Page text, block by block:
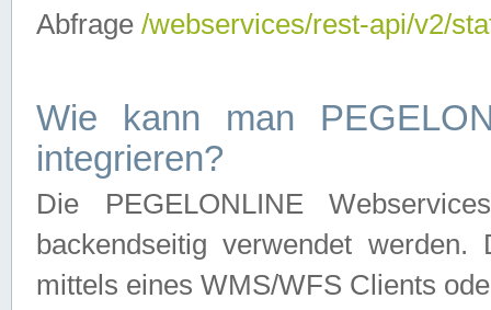
Abfrage /webservices/rest-api/v2/
Wie kann man
integrieren?
Die PEGELONLINE
backendseitig verwendet
mittels eines WMS/WFS Clients